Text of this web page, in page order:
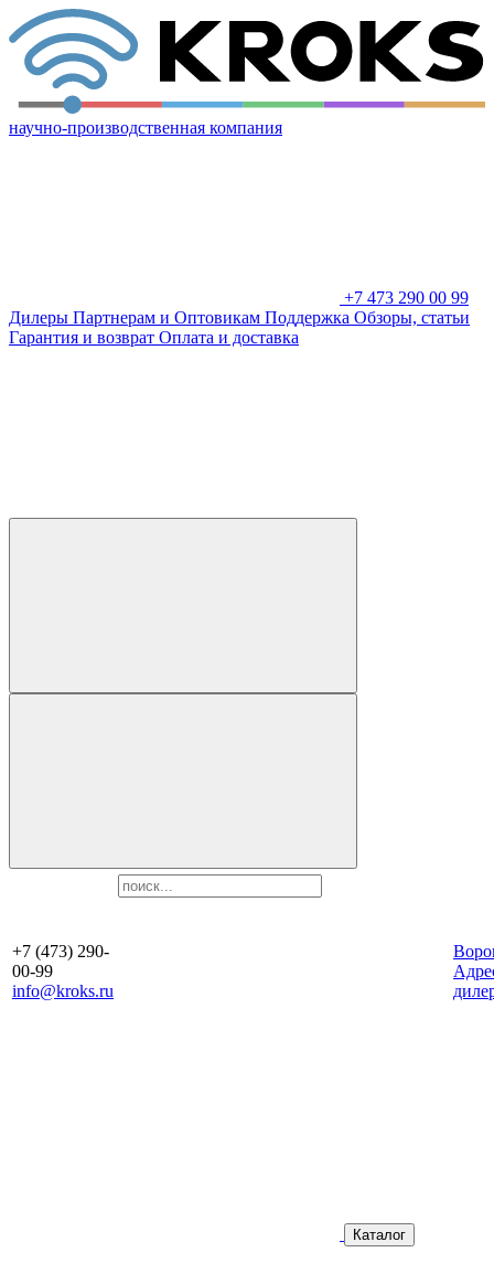
научно-производственная компания
+7 473 290 00 99
Дилеры Партнерам и Оптовикам Поддержка Обзоры, статьи
Гарантия и возврат Оплата и доставка
+7 (473) 290-
00-99
info@kroks.ru
Каталог